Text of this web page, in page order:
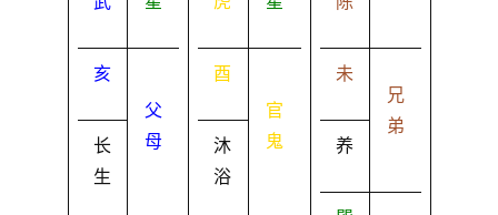
亥
长
生
父
母
酉
沐
浴
官
鬼
未
养
兄
弟